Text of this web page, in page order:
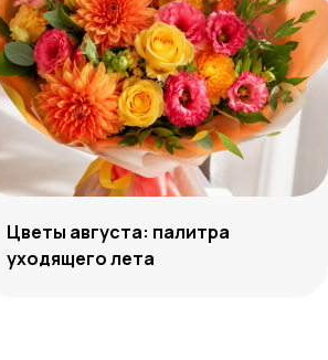
Цветы августа: палитра
уходящего лета